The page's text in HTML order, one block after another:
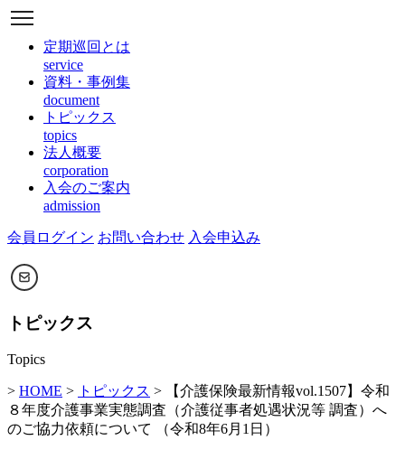
定期巡回とは
service
資料・事例集
document
トピックス
topics
法人概要
corporation
入会のご案内
admission
会員ログイン お問い合わせ 入会申込み
トピックス
Topics
> HOME > トピックス > 【介護保険最新情報vol.1507】令和
８年度介護事業実態調査（介護従事者処遇状況等 調査）へ
のご協力依頼について （令和8年6月1日）